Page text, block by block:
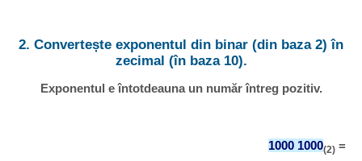
2. Convertește exponentul din binar (din baza 2) în
zecimal (în baza 10).
Exponentul e întotdeauna un număr întreg pozitiv.
1000 1000(2)=